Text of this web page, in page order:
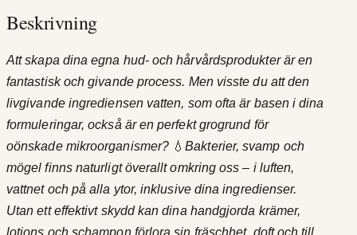
k
r
t
i
l
l
r
n
k
o
n
s
e
r
v
Beskrivning
Att skapa dina egna hud- och hårvårdsprodukter är en
fantastisk och givande process. Men visste du att den
livgivande ingrediensen vatten, som ofta är basen i dina
formuleringar, också är en perfekt grogrund för
oönskade mikroorganismer? 💧Bakterier, svamp och
mögel finns naturligt överallt omkring oss – i luften,
vattnet och på alla ytor, inklusive dina ingredienser.
Utan ett effektivt skydd kan dina handgjorda krämer,
lotions och schampon förlora sin fräschhet, doft och till